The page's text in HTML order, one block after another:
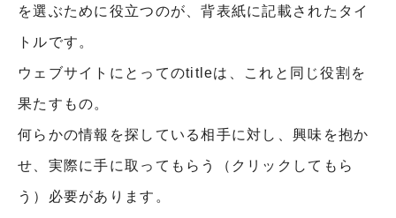
を選ぶために役立つのが、背表紙に記載されたタイ
トルです。
ウェブサイトにとってのtitleは、これと同じ役割を
果たすもの。
何らかの情報を探している相手に対し、興味を抱か
せ、実際に手に取ってもらう（クリックしてもら
う）必要があります。